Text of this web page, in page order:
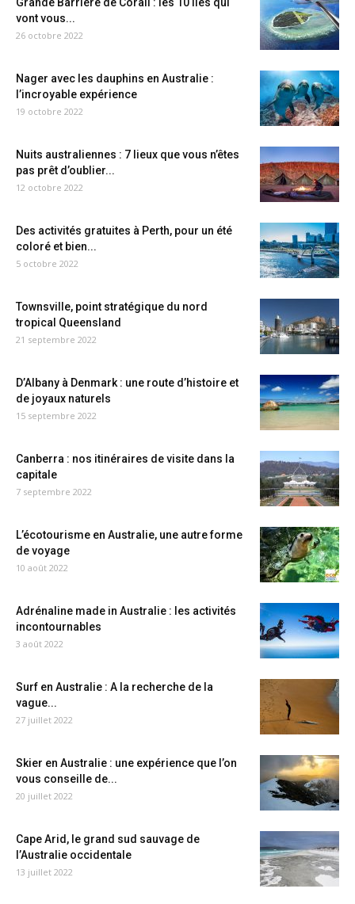
vont vous...
26 octobre 2022
Nager avec les dauphins en Australie :
l’incroyable expérience
19 octobre 2022
Nuits australiennes : 7 lieux que vous n’êtes
pas prêt d’oublier...
12 octobre 2022
Des activités gratuites à Perth, pour un été
coloré et bien...
5 octobre 2022
Townsville, point stratégique du nord
tropical Queensland
21 septembre 2022
D’Albany à Denmark : une route d’histoire et
de joyaux naturels
15 septembre 2022
Canberra : nos itinéraires de visite dans la
capitale
7 septembre 2022
L’écotourisme en Australie, une autre forme
de voyage
10 août 2022
Adrénaline made in Australie : les activités
incontournables
3 août 2022
Surf en Australie : A la recherche de la
vague...
27 juillet 2022
Skier en Australie : une expérience que l’on
vous conseille de...
20 juillet 2022
Cape Arid, le grand sud sauvage de
l’Australie occidentale
13 juillet 2022